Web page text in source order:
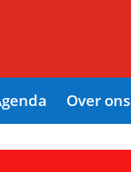
Over ons